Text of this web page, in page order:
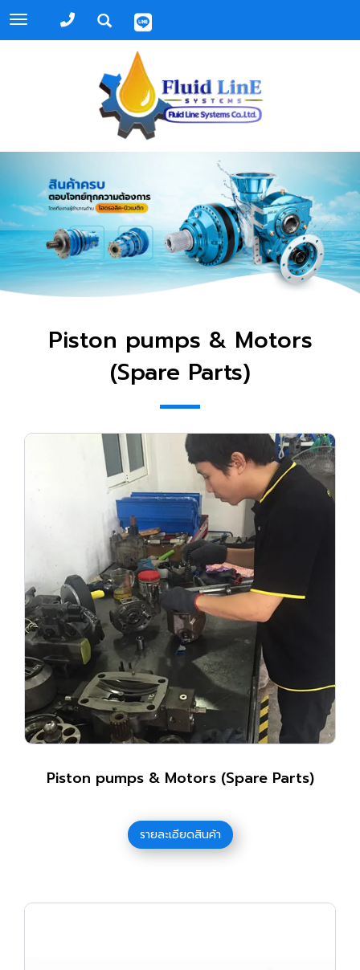
Toggle
navigation
Piston pumps & Motors
(Spare Parts)
Piston pumps & Motors (Spare Parts)
รายละเอียดสินค้า